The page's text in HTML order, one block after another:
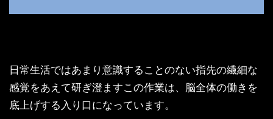
日常生活ではあまり意識することのない指先の繊細な
感覚をあえて研ぎ澄ますこの作業は、脳全体の働きを
底上げする入り口になっています。